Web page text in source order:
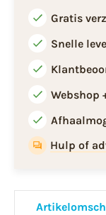
Gratis
Snelle
Webshop
Hulp of